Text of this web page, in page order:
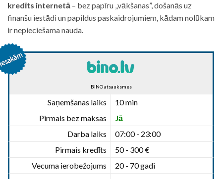
kredīts internetā – bez papīru „vākšanas”, došanās uz
finanšu iestādi un papildus paskaidrojumiem, kādam nolūkam
ir nepieciešama nauda.
BINO atsauksmes
Saņemšanas laiks
10 min
Pirmais bez maksas
Jā
Darba laiks
07:00 - 23:00
Pirmais kredīts
50 - 300 €
Vecuma ierobežojums
20 - 70 gadi